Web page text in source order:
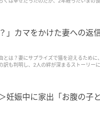
」カマをかけた妻への返
とは？妻にサプライズで猫を迎えるため
も判明し、2人の絆が深まるストーリー
妊娠中に家出「お腹の子